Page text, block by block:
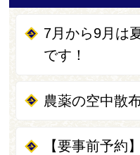
7月から9月は
です！
農薬の空中散
【要事前予約